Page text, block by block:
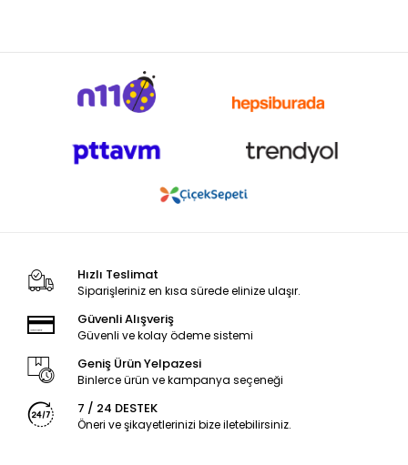
Hızlı Teslimat
Siparişleriniz en kısa sürede elinize ulaşır.
Güvenli Alışveriş
Güvenli ve kolay ödeme sistemi
Geniş Ürün Yelpazesi
Binlerce ürün ve kampanya seçeneği
7 / 24 DESTEK
Öneri ve şikayetlerinizi bize iletebilirsiniz.